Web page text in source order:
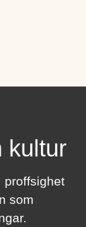
kultur
proffsighet
som